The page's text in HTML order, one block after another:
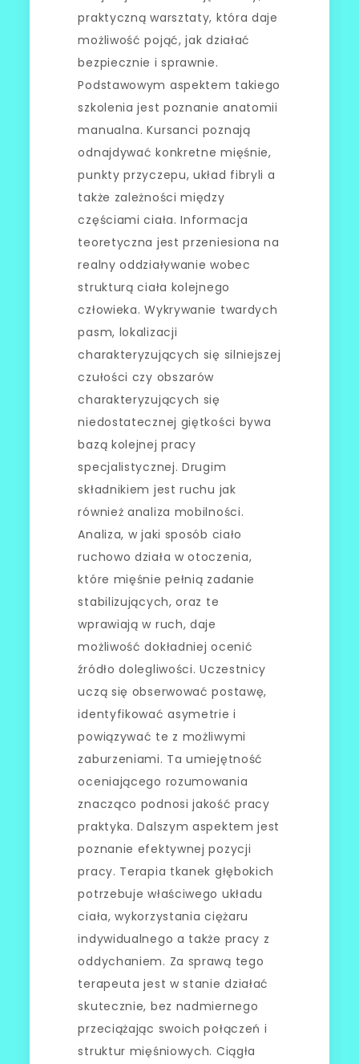
praktyczną warsztaty, która daje
możliwość pojąć, jak działać
bezpiecznie i sprawnie.
Podstawowym aspektem takiego
szkolenia jest poznanie anatomii
manualna. Kursanci poznają
odnajdywać konkretne mięśnie,
punkty przyczepu, układ fibryli a
także zależności między
częściami ciała. Informacja
teoretyczna jest przeniesiona na
realny oddziaływanie wobec
strukturą ciała kolejnego
człowieka. Wykrywanie twardych
pasm, lokalizacji
charakteryzujących się silniejszej
czułości czy obszarów
charakteryzujących się
niedostatecznej giętkości bywa
bazą kolejnej pracy
specjalistycznej. Drugim
składnikiem jest ruchu jak
również analiza mobilności.
Analiza, w jaki sposób ciało
ruchowo działa w otoczenia,
które mięśnie pełnią zadanie
stabilizujących, oraz te
wprawiają w ruch, daje
możliwość dokładniej ocenić
źródło dolegliwości. Uczestnicy
uczą się obserwować postawę,
identyfikować asymetrie i
powiązywać te z możliwymi
zaburzeniami. Ta umiejętność
oceniającego rozumowania
znacząco podnosi jakość pracy
praktyka. Dalszym aspektem jest
poznanie efektywnej pozycji
pracy. Terapia tkanek głębokich
potrzebuje właściwego układu
ciała, wykorzystania ciężaru
indywidualnego a także pracy z
oddychaniem. Za sprawą tego
terapeuta jest w stanie działać
skutecznie, bez nadmiernego
przeciążając swoich połączeń i
struktur mięśniowych. Ciągła